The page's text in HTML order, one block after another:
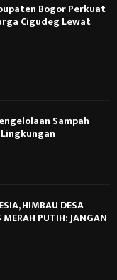
Bogor Perkuat
Cigudeg Lewat
Sampah
HIMBAU DESA
PUTIH: JANGAN